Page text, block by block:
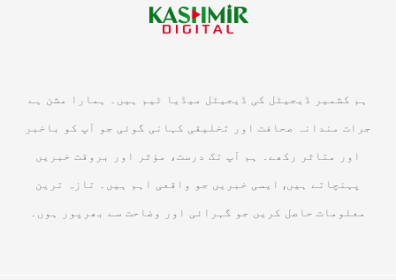
ہم کشمیر ڈیجیٹل کی ڈیجیٹل میڈیا ٹیم ہیں۔ ہمارا مشن ہے
جرات مندانہ صحافت اور تخلیقی کہانی گوئی جو آپ کو باخبر
اور متاثر رکھے۔ ہم آپ تک درست، مؤثر اور بروقت خبریں
پہنچاتے ہیں, ایسی خبریں جو واقعی اہم ہیں۔ تازہ ترین
معلومات حاصل کریں جو گہرائی اور وضاحت سے بھرپور ہوں۔